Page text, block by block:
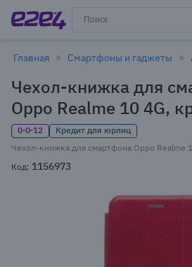
Главная Смартфоны и гаджеты
Чехол-книжка для
Oppo Realme 10 4G,
0·0·12
Кредит для юрлиц
Чехол-книжка для смартфона Oppo Realme
Код: 1156973